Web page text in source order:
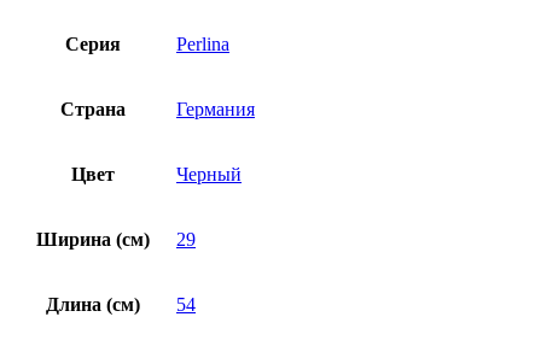
Серия Perlina
Страна Германия
Цвет Черный
Ширина (см) 29
Длина (см) 54